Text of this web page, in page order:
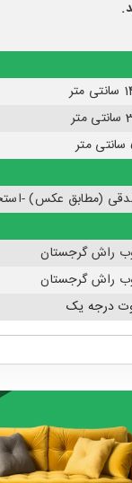
(مطابق عکس) -
راش گرجستان
راش گرجستان
درجه یک